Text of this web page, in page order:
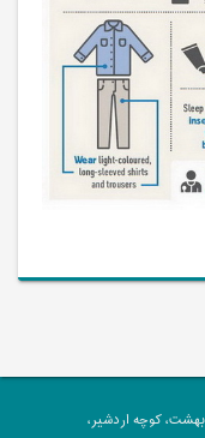
کوچه اردشیر،